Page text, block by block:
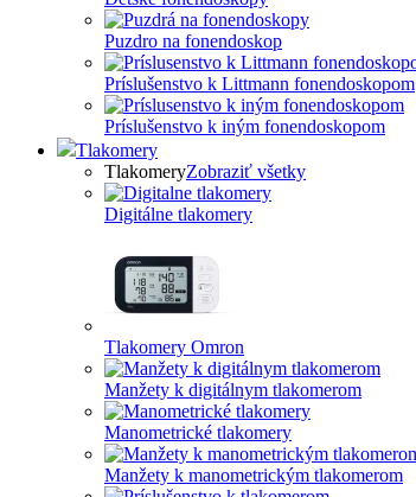
Puzdro na fonendoskop
Príslušenstvo k Littmann fonendoskopom
Príslušenstvo k iným fonendoskopom
Tlakomery
TlakomeryZobraziť všetky
Digitálne tlakomery
Tlakomery Omron
Manžety k digitálnym tlakomerom
Manometrické tlakomery
Manžety k manometrickým tlakomerom